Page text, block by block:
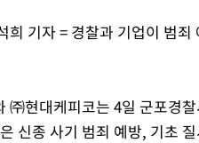
대 파문까지…'쑥대밭' 된 축구협회
부위원장에 김태유 서울대 공대 교
수입 27.5%↑…무역총액
성근, 항소심도 징역 3년
희 기자 = 경찰과 기업이 범
㈜현대케피코는 4일 군포경
신종 사기 범죄 예방, 기초